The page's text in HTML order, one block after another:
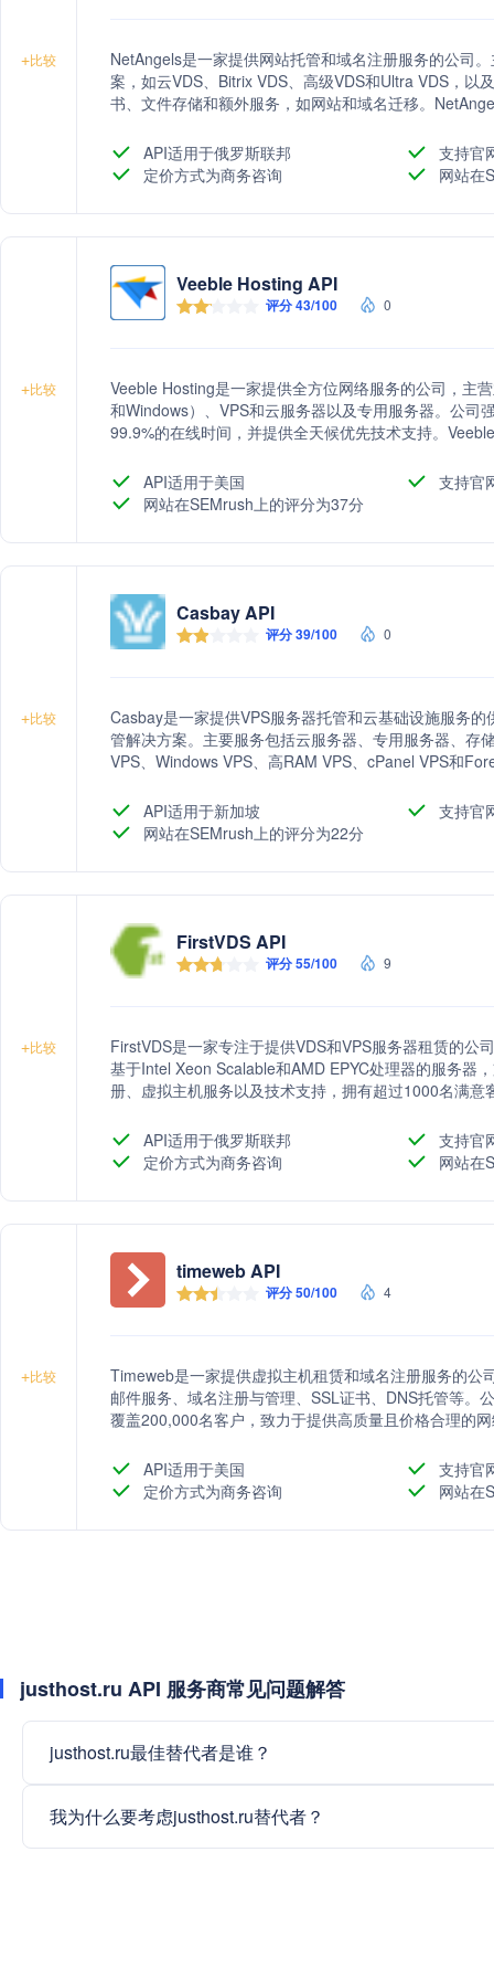
+比较
NetAngels是一家提供网站托管和域名注册服务的公司
案，如云VDS、Bitrix VDS、高级VDS和Ultra VDS，以
书、文件存储和额外服务，如网站和域名迁移。
API适用于俄罗斯联邦
支持官
定价方式为商务咨询
网站在
+比较
Veeble Hosting API
评分 43/100 0
Veeble Hosting是一家提供全方位网络服务的公司，主
和Windows）、VPS和云服务器以及专用服务器。公司
99.9%的在线时间，并提供全天候优先技术支持。
API适用于美国
支持官
网站在SEMrush上的评分为37分
+比较
Casbay API
评分 39/100 0
Casbay是一家提供VPS服务器托管和云基础设施服务
管解决方案。主要服务包括云服务器、专用服务器、存
VPS、Windows VPS、高RAM VPS、cPanel VPS和
子商务的云解决方案需求。
API适用于新加坡
支持官
网站在SEMrush上的评分为22分
+比较
FirstVDS API
评分 55/100 9
FirstVDS是一家专注于提供VDS和VPS服务器租赁的公
基于Intel Xeon Scalable和AMD EPYC处理器的服务器
册、虚拟主机服务以及技术支持，拥有超过1000名满
API适用于俄罗斯联邦
支持官
定价方式为商务咨询
网站在
+比较
timeweb API
评分 50/100 4
Timeweb是一家提供虚拟主机租赁和域名注册服务的公
邮件服务、域名注册与管理、SSL证书、DNS托管等。
覆盖200,000名客户，致力于提供高质量且价格合理的
API适用于美国
支持官
定价方式为商务咨询
网站在
justhost.ru API 服务商常见问题解答
justhost.ru最佳替代者是谁？
我为什么要考虑justhost.ru替代者？